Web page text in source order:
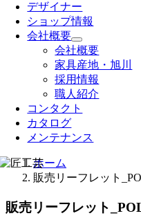
デザイナー
ショップ情報
会社概要
会社概要
家具産地・旭川
採用情報
職人紹介
コンタクト
カタログ
メンテナンス
ホーム
販売リーフレット
販売リーフレット